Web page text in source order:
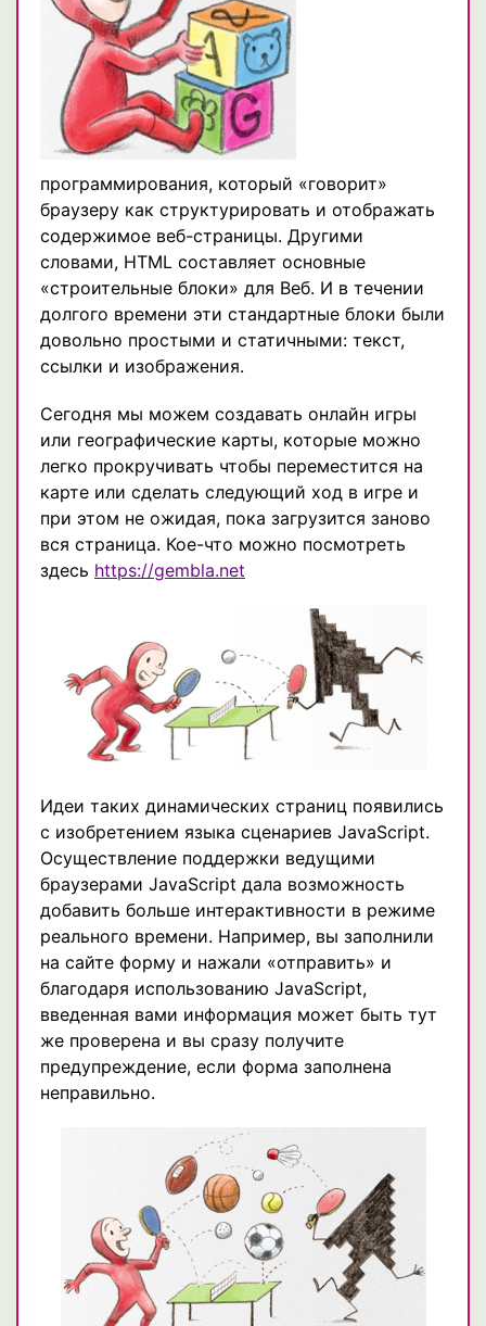
программирования, который «говорит»
браузеру как структурировать и отображать
содержимое веб-страницы. Другими
словами, HTML составляет основные
«строительные блоки» для Веб. И в течении
долгого времени эти стандартные блоки были
довольно простыми и статичными: текст,
ссылки и изображения.
Сегодня мы можем создавать онлайн игры
или географические карты, которые можно
легко прокручивать чтобы переместится на
карте или сделать следующий ход в игре и
при этом не ожидая, пока загрузится заново
вся страница. Кое-что можно посмотреть
здесь https://gembla.net
Идеи таких динамических страниц появились
с изобретением языка сценариев JavaScript.
Осуществление поддержки ведущими
браузерами JavaScript дала возможность
добавить больше интерактивности в режиме
реального времени. Например, вы заполнили
на сайте форму и нажали «отправить» и
благодаря использованию JavaScript,
введенная вами информация может быть тут
же проверена и вы сразу получите
предупреждение, если форма заполнена
неправильно.